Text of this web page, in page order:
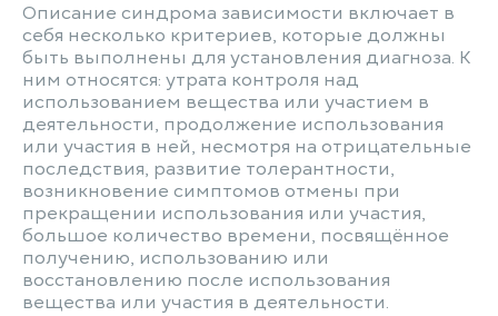
Описание синдрома зависимости включает в
себя несколько критериев, которые должны
быть выполнены для установления диагноза. К
ним относятся: утрата контроля над
использованием вещества или участием в
деятельности, продолжение использования
или участия в ней, несмотря на отрицательные
последствия, развитие толерантности,
возникновение симптомов отмены при
прекращении использования или участия,
большое количество времени, посвящённое
получению, использованию или
восстановлению после использования
вещества или участия в деятельности.